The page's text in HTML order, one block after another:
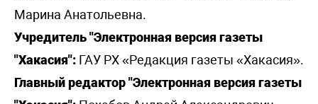
Марина Анатольевна.
Учредитель "Электронная версия газеты
"Хакасия": ГАУ РХ «Редакция газеты «Хакасия».
Главный редактор "Электронная версия газеты